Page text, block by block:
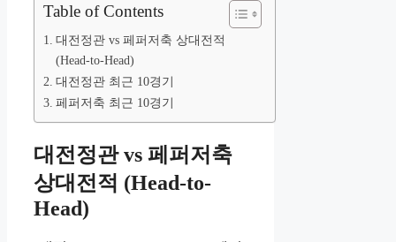
Table of Contents
대전정관 vs 페퍼저축 상대전적
(Head-to-Head)
대전정관 최근 10경기
페퍼저축 최근 10경기
대전정관 vs 페퍼저축
상대전적 (Head-to-
Head)